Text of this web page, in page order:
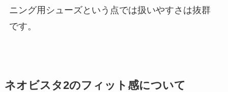
ニング用シューズという点では扱いやすさは抜群
です。
ネオビスタ2のフィット感について